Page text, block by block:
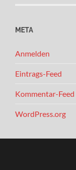
META
Anmelden
Eintrags-Feed
Kommentar-Feed
WordPress.org